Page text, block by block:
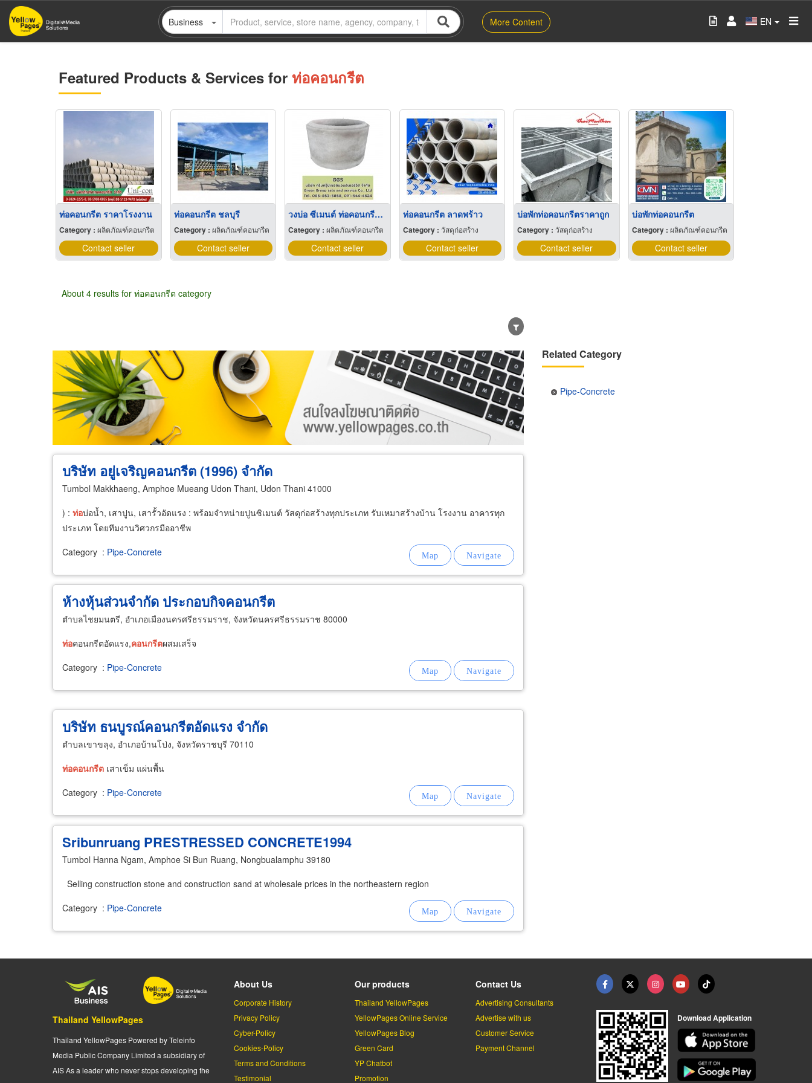
Skip
main
Business More Content EN
Featured Products & Services for ท่อคอนกรีต
ท่อคอนกรีต ราคาโรงงาน
Category : ผลิตภัณฑ์คอนกรีต
Contact seller
ท่อคอนกรีต ชลบุรี
Category : ผลิตภัณฑ์คอนกรีต
Contact seller
วงบ่อ ซีเมนต์ ท่อคอนกรีต มหาสารคาม
Category : ผลิตภัณฑ์คอนกรีต
Contact seller
ท่อคอนกรีต ลาดพร้าว
Category : วัสดุก่อสร้าง
Contact seller
บ่อพักท่อคอนกรีตราคาถูก
Category : วัสดุก่อสร้าง
Contact seller
บ่อพักท่อคอนกรีต
Category : ผลิตภัณฑ์คอนกรีต
Contact seller
About 4 results for ท่อคอนกรีต category
Wholesale Retail Manufacturer Dealer Exporter/Importer Service Business
บริษัท อยู่เจริญคอนกรีต (1996) จำกัด
Tumbol Makkhaeng, Amphoe Mueang Udon Thani, Udon Thani 41000
) : ท่อบ่อน้ำ, เสาปูน, เสารั้วอัดแรง : พร้อมจำหน่ายปูนซิเมนต์ วัสดุก่อสร้างทุกประเภท รับเหมาสร้างบ้าน โรงงาน อาคารทุก
ประเภท โดยทีมงานวิศวกรมืออาชีพ
Category : Pipe-Concrete
ห้างหุ้นส่วนจำกัด ประกอบกิจคอนกรีต
ตำบลไชยมนตรี, อำเภอเมืองนครศรีธรรมราช, จังหวัดนครศรีธรรมราช 80000
ท่อคอนกรีตอัดแรง,คอนกรีตผสมเสร็จ
Category : Pipe-Concrete
บริษัท ธนบูรณ์คอนกรีตอัดแรง จำกัด
ตำบลเขาขลุง, อำเภอบ้านโป่ง, จังหวัดราชบุรี 70110
ท่อคอนกรีต เสาเข็ม แผ่นพื้น
Category : Pipe-Concrete
Sribunruang PRESTRESSED CONCRETE1994
Tumbol Hanna Ngam, Amphoe Si Bun Ruang, Nongbualamphu 39180
Selling construction stone and construction sand at wholesale prices in the northeastern region
Category : Pipe-Concrete
Related Category
Pipe-Concrete
Thailand YellowPages
Thailand YellowPages Powered by Teleinfo
Media Public Company Limited a subsidiary of
AIS As a leader who never stops developing the
About Us
Corporate History
Privacy Policy
Cyber-Policy
Cookies-Policy
Terms and Conditions
Testimonial
Our products
Thailand YellowPages
YellowPages Online Service
YellowPages Blog
Green Card
YP Chatbot
Promotion
Contact Us
Advertising Consultants
Advertise with us
Customer Service
Payment Channel
Download Application